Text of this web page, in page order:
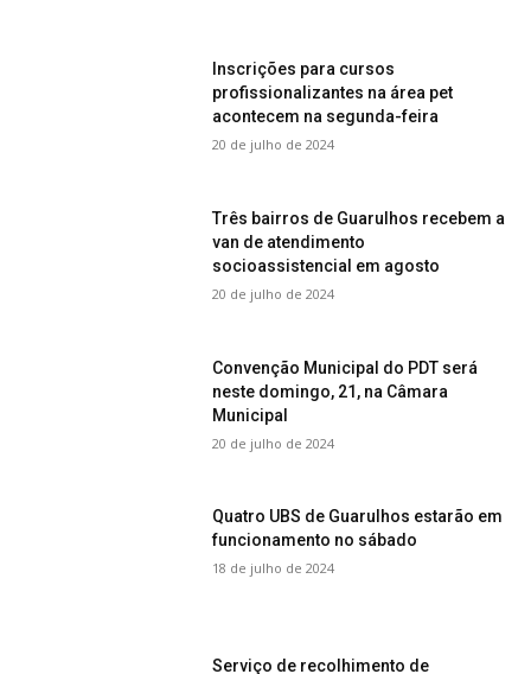
Inscrições para cursos
profissionalizantes na área pet
acontecem na segunda-feira
20 de julho de 2024
Três bairros de Guarulhos recebem a
van de atendimento
socioassistencial em agosto
20 de julho de 2024
Convenção Municipal do PDT será
neste domingo, 21, na Câmara
Municipal
20 de julho de 2024
Quatro UBS de Guarulhos estarão em
funcionamento no sábado
18 de julho de 2024
Serviço de recolhimento de